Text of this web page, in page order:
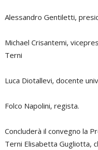
Alessandro Gentiletti,
Michael Crisantemi,
Terni
Luca Diotallevi, docente
Folco Napolini, regista.
Concluderà il convegno la
Terni Elisabetta Gugliotta,